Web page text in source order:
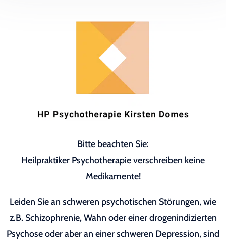
Bitte beachten Sie:
Heilpraktiker Psychotherapie verschreiben keine
Medikamente!
Leiden Sie an schweren psychotischen Störungen, wie
z.B. Schizophrenie, Wahn oder einer drogenindizierten
Psychose oder aber an einer schweren Depression, sind